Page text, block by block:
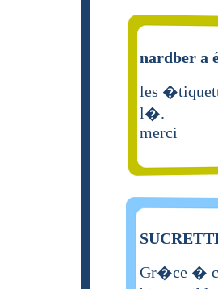
nardber a
les
l�.
merci
Gr�ce �